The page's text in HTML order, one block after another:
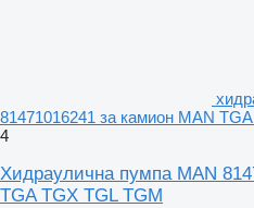
81471016241 за камион MAN
4
Хидраулична пумпа MAN
TGA TGX TGL TGM